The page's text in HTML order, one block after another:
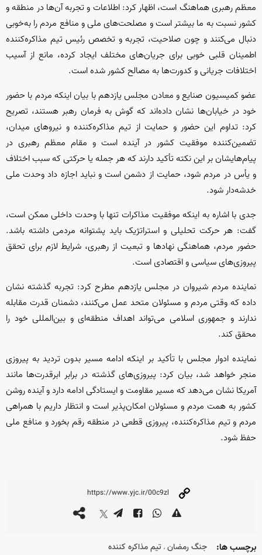
معظم رهبری هماهنگ است، اظهار کرد: اطلاعات و تجربه آن‌ها در منطقه و
کشور نسبت به ما بیشتر است و مصلحت‌های ملی و منافع مردم را به‌خوبی
دنبال می‌کنند و چون صلاحیت، تجربه و تخصص رئیس تیم مذاکره‌کننده
اطمینان قلبی خوبی برای جریان‌های مختلف ایجاد کرده، مانع از آسیب
اختلافات جریانی و کدورت‌ها به مصالح کشور شده است.
عضو کمیسیون صنایع و معادن مجلس یازدهم با بیان اینکه مردم با حضور
خود در خیابان‌ها نشان داده‌اند که گوش به فرمان رهبر هستند، تصریح
کرد: تداوم این حضور و حمایت از تیم مذاکره‌کننده و نیروهای میدان،
تضمین‌کننده موفقیت کشور در آینده است و مقام معظم رهبری در
پیام‌هایشان بر این نکته تأکید دارند که هر جمله یا حرکتی که سبب اختلاف
و یأس در مردم شود، حمایت از دشمن است و نباید اجازه داد وحدت ملی
خدشه‌دار شود.
جدی با اشاره به اینکه موفقیت مذاکرات تنها با وحدت داخلی ممکن است،
گفت: هر حرکت تحلیلی و استراتژیک باید پشتوانه مردمی داشته باشد.
حضور مردم، هماهنگی نهادها و تبعیت از رهبری، شرایط لازم برای تحقق
پیروزی‌های سیاسی و اقتصادی است.
نماینده مردم شیروان در مجلس یازدهم مطرح کرد: تجربه گذشته نشان
داده که وقتی مردم و مسئولان متحد عمل می‌کنند، دشمنان قدرت مقابله
ندارند و جمهوری اسلامی می‌تواند اهداف منطقه‌ای و بین‌المللی خود را
محقق کند.
نماینده ا‌دوار مجلس با تأکید بر اینکه ادامه مسیر بدون تردید به پیروزی
منجر خواهد شد، بیان کرد: پیروزی‌های گذشته در برابر ابرقدرت‌ها مانند
آمریکا نشان می‌دهد که مسیر مقاومت و ایستادگی ادامه دارد و آینده روشن
کشور به همت مردم و مسئولان امکان‌پذیر است و انتظار داریم با همراهی
مردم و تیم مذاکره‌کننده، پیروزی قطعی در منطقه رقم بخورد و منافع ملی
حفظ شود.
برچسب ها: جنگ رمضان ، تیم مذاکره کننده